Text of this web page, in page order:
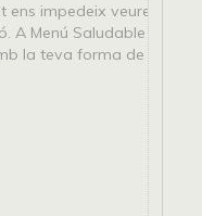
ens impedeix veure la
A Menú Saludable
la teva forma de vida,